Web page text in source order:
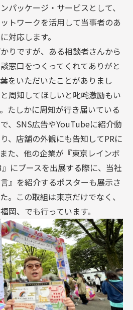
パッケージ・サービスとして、
トワークを活用して当事者のあ
対応します。
りですが、ある相談者さんから
窓口をつくってくれてありがと
をいただいたことがありまし
周知してほしいと叱咤激励もい
たしかに周知が行き届いている
、SNS広告やYouTubeに紹介動
、店舗の外観にも告知してPRに
た、他の企業が『東京レインボ
にブースを出展する際に、当社
』を紹介するポスターも展示さ
。この取組は東京だけでなく、
岡、でも行っています。